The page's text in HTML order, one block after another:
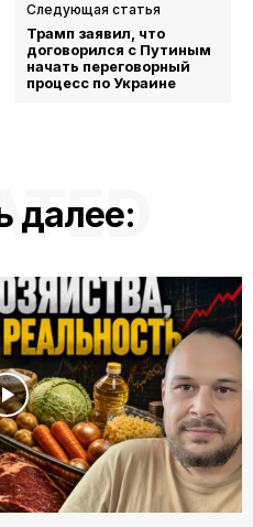
Следующая статья
Трамп заявил, что
договорился с Путиным
начать переговорный
процесс по Украине
далее: